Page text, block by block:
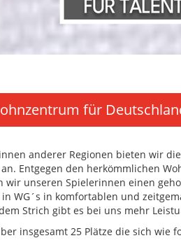
für
anderer Regionen bieten wir
Entgegen den herkömmlichen
wir unseren Spielerinnen einen
WG´s in komfortablen und
Strich gibt es bei uns mehr
insgesamt 25 Plätze die sich wie